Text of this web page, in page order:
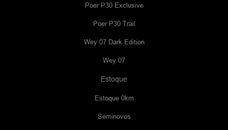
Poer P30 Exclusive
Poer P30 Trail
Wey 07 Dark Edition
Wey 07
Estoque
Estoque 0km
Seminovos